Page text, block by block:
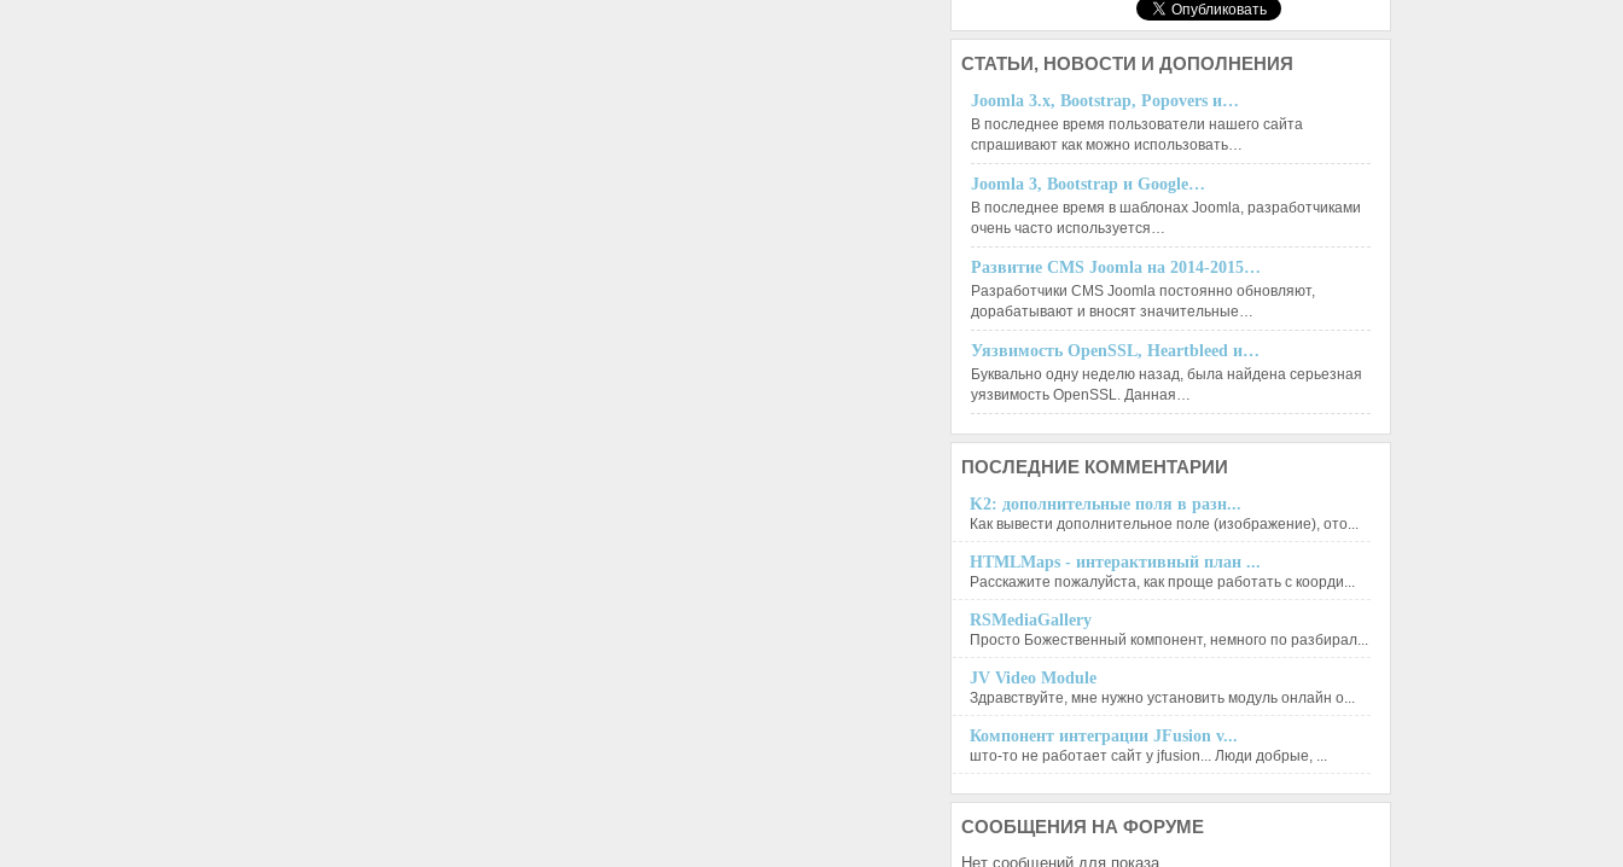
СТАТЬИ, НОВОСТИ И ДОПОЛНЕНИЯ
Joomla 3.x, Bootstrap, Popovers и…
В последнее время пользователи нашего сайта
спрашивают как можно использовать…
Joomla 3, Bootstrap и Google…
В последнее время в шаблонах Joomla, разработчиками
очень часто используется…
Развитие CMS Joomla на 2014-2015…
Разработчики CMS Joomla постоянно обновляют,
дорабатывают и вносят значительные…
Уязвимость OpenSSL, Heartbleed и…
Буквально одну неделю назад, была найдена серьезная
уязвимость OpenSSL. Данная…
ПОСЛЕДНИЕ КОММЕНТАРИИ
K2: дополнительные поля в разн...
Как вывести дополнительное поле (изображение), ото...
HTMLMaps - интерактивный план ...
Расскажите пожалуйста, как проще работать с коорди...
RSMediaGallery
Просто Божественный компонент, немного по разбирал...
JV Video Module
Здравствуйте, мне нужно установить модуль онлайн о...
Компонент интеграции JFusion v...
што-то не работает сайт у jfusion... Люди добрые, ...
СООБЩЕНИЯ НА ФОРУМЕ
Нет сообщений для показа